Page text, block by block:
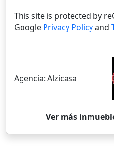
This site is protected by
Google Privacy Policyand
Agencia: Alzicasa
Ver más